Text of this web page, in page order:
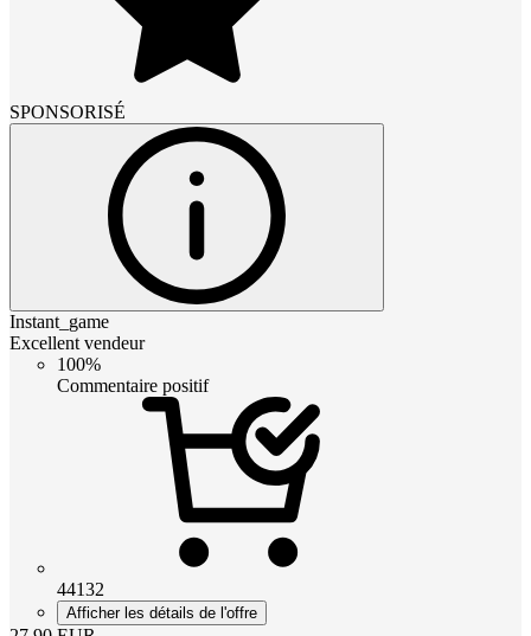
SPONSORISÉ
Instant_game
Excellent vendeur
100%
Commentaire positif
44132
Afficher les détails de l'offre